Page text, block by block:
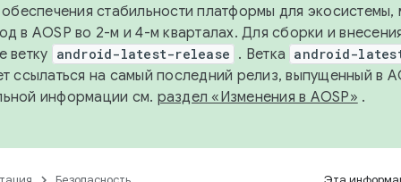
обеспечения стабильности платформы для
в AOSP во 2-м и 4-м кварталах. Для сборки и
ветку android-latest-release . Ветка android-
ссылаться на самый последний релиз, выпущенный в
информации см. раздел «Изменения в AOSP» .